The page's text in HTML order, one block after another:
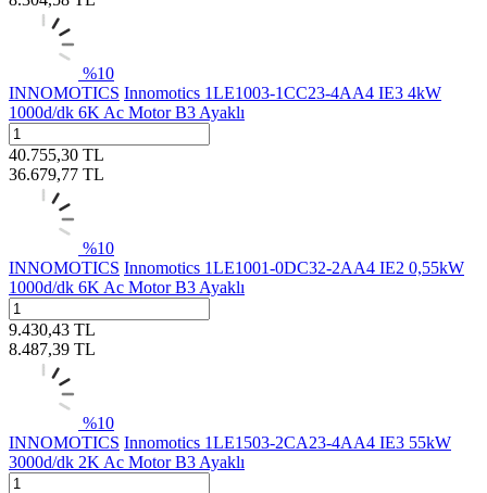
%10
INNOMOTICS Innomotics 1LE1003-1CC23-4AA4 IE3 4kW
1000d/dk 6K Ac Motor B3 Ayaklı
40.755,30 TL
36.679,77 TL
%10
INNOMOTICS Innomotics 1LE1001-0DC32-2AA4 IE2 0,55kW
1000d/dk 6K Ac Motor B3 Ayaklı
9.430,43 TL
8.487,39 TL
%10
INNOMOTICS Innomotics 1LE1503-2CA23-4AA4 IE3 55kW
3000d/dk 2K Ac Motor B3 Ayaklı